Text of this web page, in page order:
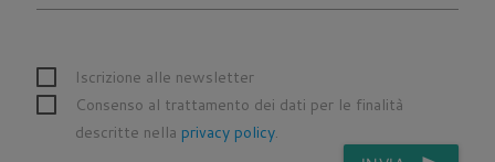
Iscrizione alle newsletter
Consenso al trattamento dei dati per le finalità
descritte nella privacy policy.